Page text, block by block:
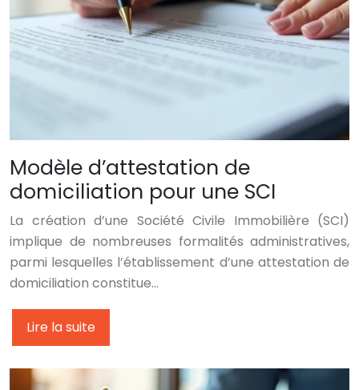
Modèle d’attestation de
domiciliation pour une SCI
La création d’une Société Civile Immobilière (SCI)
implique de nombreuses formalités administratives,
parmi lesquelles l’établissement d’une attestation de
domiciliation constitue…
Lire la suite